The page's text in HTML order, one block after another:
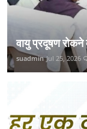
वायु प्रदूषण रोकने
suadmin Jul 25, 2026